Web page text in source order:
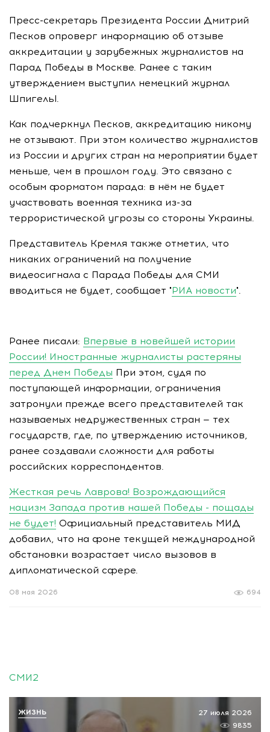
Пресс-секретарь Президента России Дмитрий
Песков опроверг информацию об отзыве
аккредитации у зарубежных журналистов на
Парад Победы в Москве. Ранее с таким
утверждением выступил немецкий журнал
Шпигельl.
Как подчеркнул Песков, аккредитацию никому
не отзывают. При этом количество журналистов
из России и других стран на мероприятии будет
меньше, чем в прошлом году. Это связано с
особым форматом парада: в нём не будет
участвовать военная техника из-за
террористической угрозы со стороны Украины.
Представитель Кремля также отметил, что
никаких ограничений на получение
видеосигнала с Парада Победы для СМИ
вводиться не будет, сообщает "РИА новости".
Ранее писали: Впервые в новейшей истории
России! Иностранные журналисты растеряны
перед Днем Победы При этом, судя по
поступающей информации, ограничения
затронули прежде всего представителей так
называемых недружественных стран — тех
государств, где, по утверждению источников,
ранее создавали сложности для работы
российских корреспондентов.
Жесткая речь Лаврова! Возрождающийся
нацизм Запада против нашей Победы - пощады
не будет! Официальный представитель МИД
добавил, что на фоне текущей международной
обстановки возрастает число вызовов в
дипломатической сфере.
694
08 мая 2026
СМИ2
27 июля 2026
9835
ЖИЗНЬ